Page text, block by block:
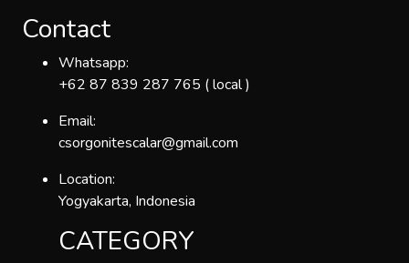
Contact
Whatsapp:
+62 87 839 287 765 ( local )
Email:
csorgonitescalar@gmail.com
Location:
Yogyakarta, Indonesia
CATEGORY